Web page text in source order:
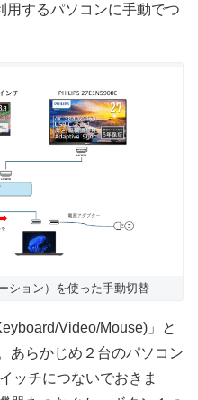
するパソコンに手動でつ
ション）を使った手動切替
Video/Mouse)」と
あらかじめ２台のパソコン
ッチにつないでおきま